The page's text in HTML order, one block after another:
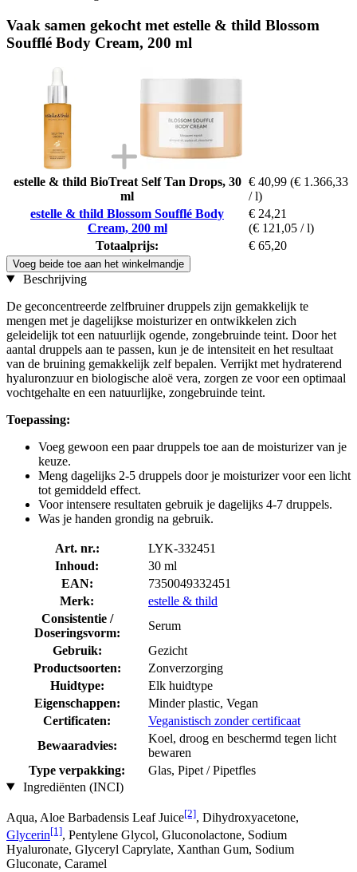
Vaak samen gekocht met estelle & thild Blossom
Soufflé Body Cream, 200 ml
estelle & thild BioTreat Self Tan Drops, 30
ml
€ 40,99 (€ 1.366,33
/ l)
estelle & thild Blossom Soufflé Body
Cream, 200 ml
€ 24,21
(€ 121,05 / l)
Totaalprijs:
€ 65,20
Voeg beide toe aan het winkelmandje
Beschrijving
De geconcentreerde zelfbruiner druppels zijn gemakkelijk te
mengen met je dagelijkse moisturizer en ontwikkelen zich
geleidelijk tot een natuurlijk ogende, zongebruinde teint. Door het
aantal druppels aan te passen, kun je de intensiteit en het resultaat
van de bruining gemakkelijk zelf bepalen. Verrijkt met hydraterend
hyaluronzuur en biologische aloë vera, zorgen ze voor een optimaal
vochtgehalte en een natuurlijke, zongebruinde teint.
Toepassing:
Voeg gewoon een paar druppels toe aan de moisturizer van je
keuze.
Meng dagelijks 2-5 druppels door je moisturizer voor een licht
tot gemiddeld effect.
Voor intensere resultaten gebruik je dagelijks 4-7 druppels.
Was je handen grondig na gebruik.
Art. nr.:
LYK-332451
Inhoud:
30 ml
EAN:
7350049332451
Merk:
estelle & thild
Consistentie /
Doseringsvorm:
Serum
Gebruik:
Gezicht
Productsoorten:
Zonverzorging
Huidtype:
Elk huidtype
Eigenschappen:
Minder plastic, Vegan
Certificaten:
Veganistisch zonder certificaat
Bewaaradvies:
Koel, droog en beschermd tegen licht
bewaren
Type verpakking:
Glas, Pipet / Pipetfles
Ingrediënten (INCI)
Aqua, Aloe Barbadensis Leaf Juice[2], Dihydroxyacetone,
Glycerin[1], Pentylene Glycol, Gluconolactone, Sodium
Hyaluronate, Glyceryl Caprylate, Xanthan Gum, Sodium
Gluconate, Caramel